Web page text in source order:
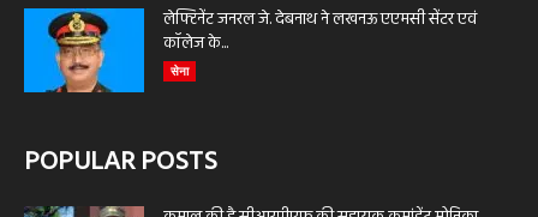
लेफ्टिनेंट जनरल जे. देबनाथ ने लखनऊ एएमसी सेंटर एवं
कॉलेज के...
सेना
POPULAR POSTS